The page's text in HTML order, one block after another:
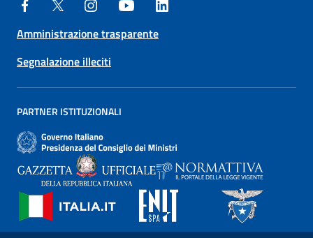
Amministrazione trasparente
Segnalazione illeciti
PARTNER ISTITUZIONALI